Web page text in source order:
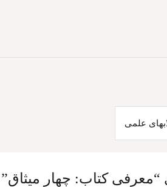
علمی
“معرفی کتاب: چهار میثاق”